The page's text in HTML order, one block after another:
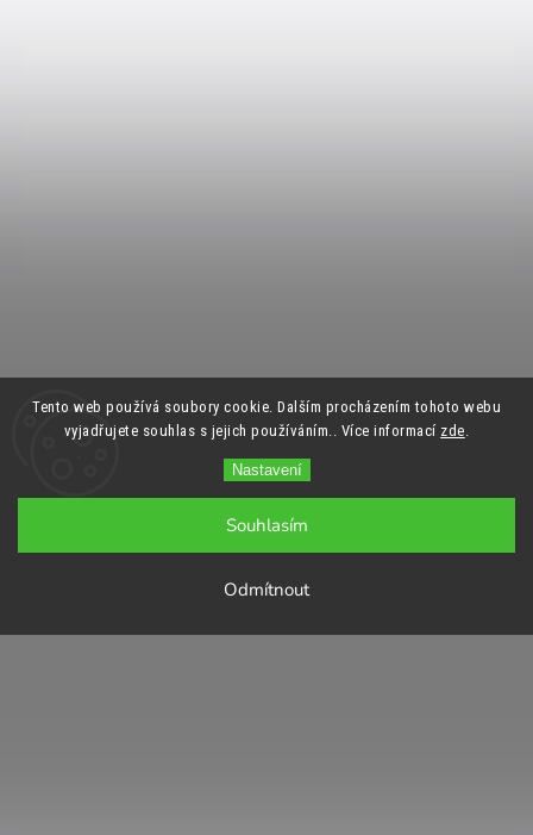
Tento web používá soubory cookie. Dalším procházením tohoto webu
vyjadřujete souhlas s jejich používáním.. Více informací zde
Nastavení
Odmítnout
Souhlasím